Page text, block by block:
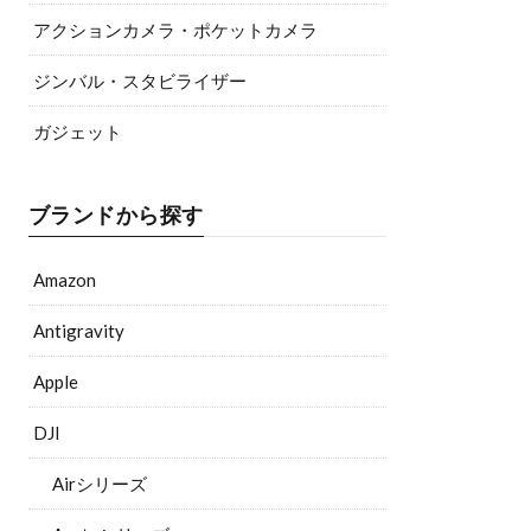
アクションカメラ・ポケットカメラ
ジンバル・スタビライザー
ガジェット
ブランドから探す
Amazon
Antigravity
Apple
DJI
Airシリーズ